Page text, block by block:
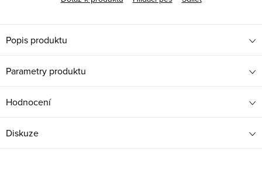
Popis produktu
Parametry produktu
Hodnocení
Diskuze